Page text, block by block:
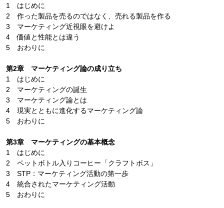
1 はじめに
2 作った製品を売るのではなく、売れる製品を作る
3 マーケティング近視眼を避けよ
4 価値と性能とは違う
5 おわりに
第2章 マーケティング論の成り立ち
1 はじめに
2 マーケティングの誕生
3 マーケティング論とは
4 現実とともに進化するマーケティング論
5 おわりに
第3章 マーケティングの基本概念
1 はじめに
2 ペットボトル入りコーヒー「クラフトボス」
3 STP：マーケティング活動の第一歩
4 統合されたマーケティング活動
5 おわりに